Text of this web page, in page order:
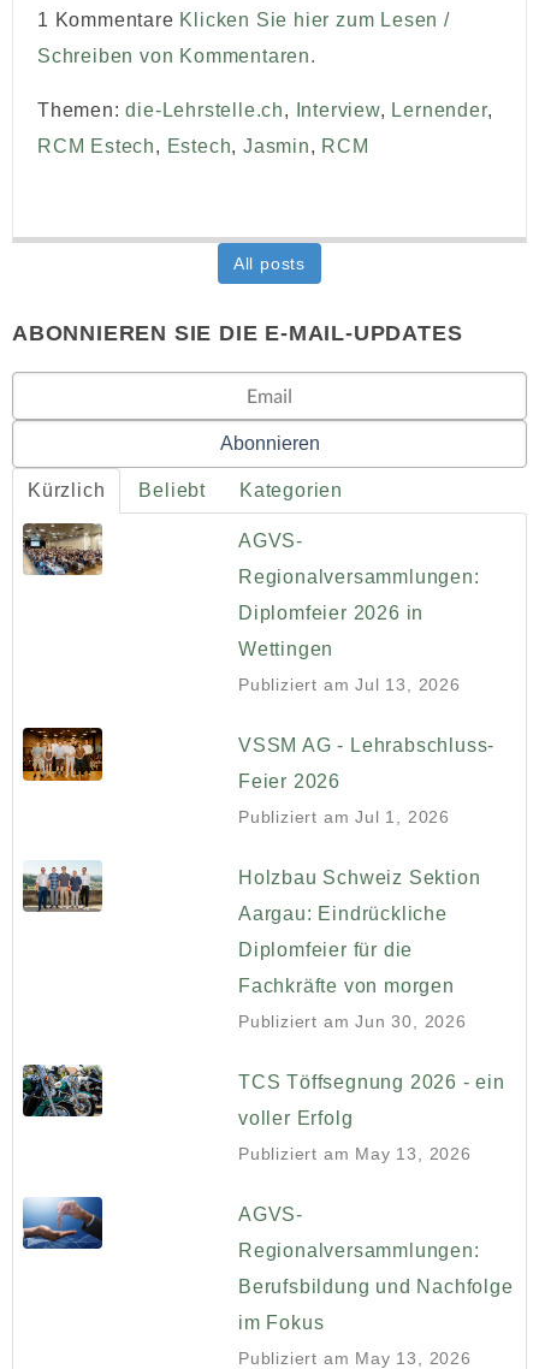
1 Kommentare Klicken Sie hier zum Lesen /
Schreiben von Kommentaren.
Themen:die-Lehrstelle.ch, Interview, Lernender,
RCM Estech, Estech,Jasmin, RCM
All posts
ABONNIEREN SIE DIE E-MAIL-UPDATES
Kürzlich Beliebt Kategorien
AGVS-
Regionalversammlungen:
Diplomfeier 2026 in
Wettingen
Publiziert am Jul 13, 2026
VSSM AG - Lehrabschluss-
Feier 2026
Publiziert am Jul 1, 2026
Holzbau Schweiz Sektion
Aargau: Eindrückliche
Diplomfeier für die
Fachkräfte von morgen
Publiziert am Jun 30, 2026
TCS Töffsegnung 2026 - ein
voller Erfolg
Publiziert am May 13, 2026
AGVS-
Regionalversammlungen:
Berufsbildung und Nachfolge
im Fokus
Publiziert am May 13, 2026